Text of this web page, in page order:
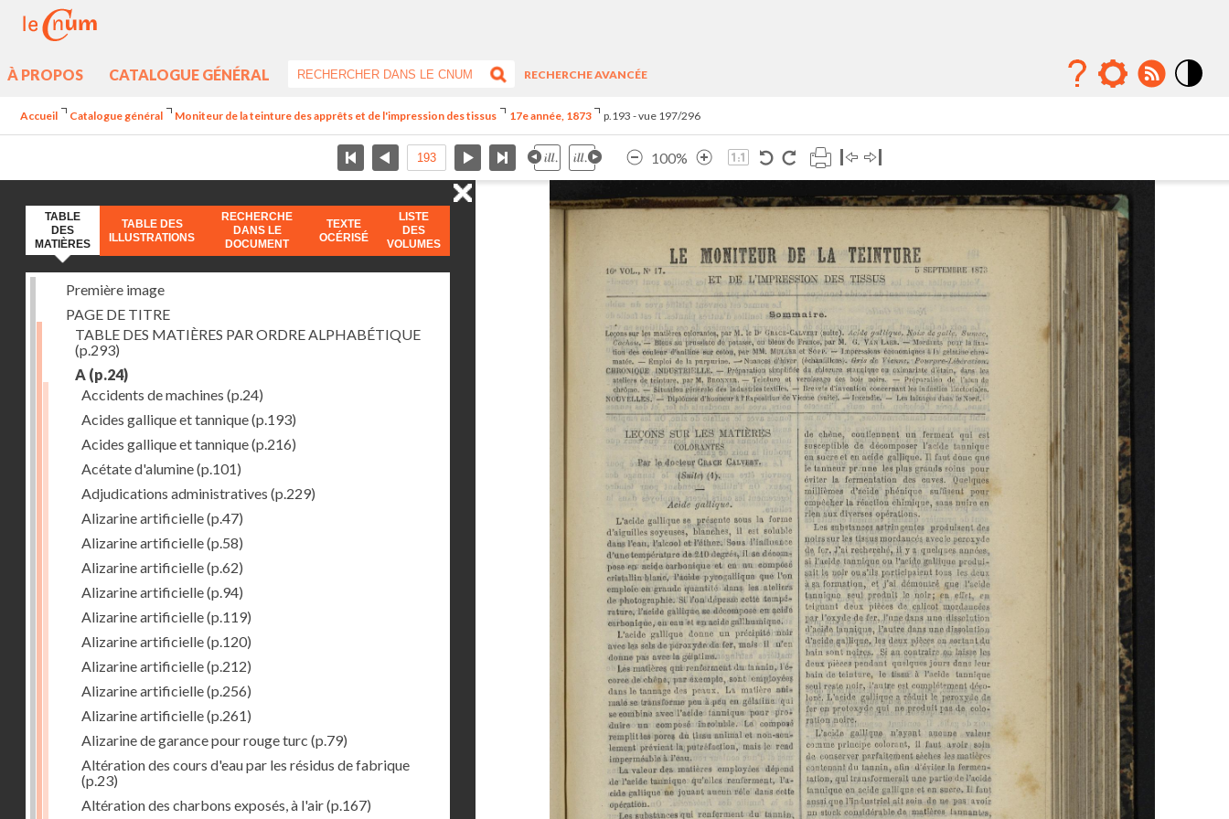
À PROPOS CATALOGUE GÉNÉRAL
RECHERCHE AVANCÉE
Accueil Catalogue général Moniteur de la teinture des apprêts et de l'impression des tissus 17e année, 1873 p.193 - vue 197/296
100%
TABLE
DES
MATIÈRES
TABLE DES
ILLUSTRATIONS
RECHERCHE
DANS LE
DOCUMENT
TEXTE
OCÉRISÉ
LISTE
DES
VOLUMES
Première image
PAGE DE TITRE
TABLE DES MATIÈRES PAR ORDRE ALPHABÉTIQUE
(p.293)
A (p.24)
Accidents de machines (p.24)
Acides gallique et tannique(p.193)
Acides gallique et tannique(p.216)
Acétate d'alumine(p.101)
Adjudications administratives (p.229)
Alizarine artificielle(p.47)
Alizarine artificielle(p.58)
Alizarine artificielle(p.62)
Alizarine artificielle(p.94)
Alizarine artificielle(p.119)
Alizarine artificielle(p.120)
Alizarine artificielle(p.212)
Alizarine artificielle(p.256)
Alizarine artificielle(p.261)
Alizarine de garance pour rouge turc (p.79)
Altération des cours d'eau par les résidus de fabrique
(p.23)
Altération des charbons exposés, à l'air(p.167)